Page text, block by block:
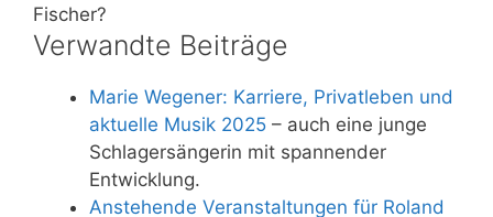
Fischer?
Verwandte Beiträge
Marie Wegener: Karriere, Privatleben und
aktuelle Musik 2025 – auch eine junge
Schlagersängerin mit spannender
Entwicklung.
Anstehende Veranstaltungen für Roland